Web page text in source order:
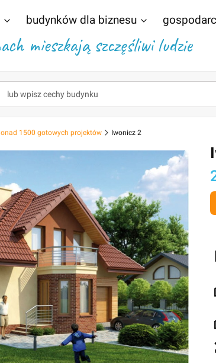
budynków dla biznesu
mieszkają szczęśliwi ludzie
1500 gotowych projektów Iwonicz 2